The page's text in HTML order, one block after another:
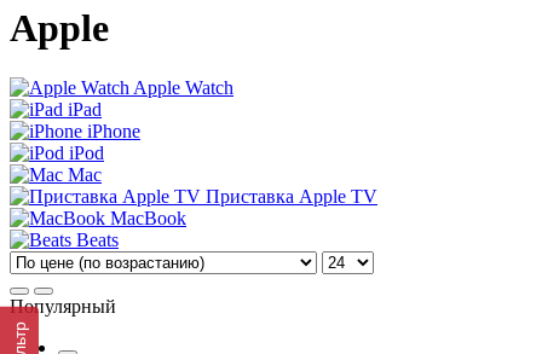
Apple
Apple Watch
iPad
iPhone
iPod
Mac
Приставка Apple TV
MacBook
Beats
Популярный